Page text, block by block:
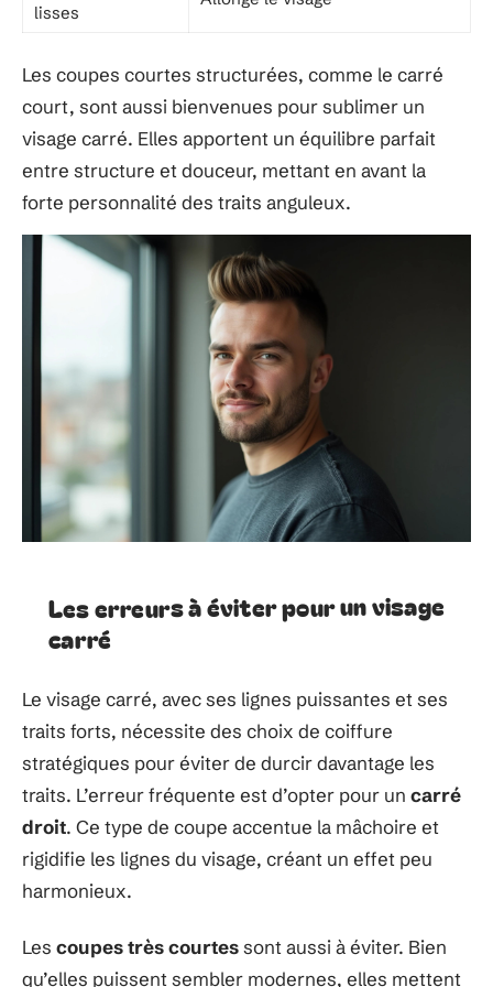
lisses
Les coupes courtes structurées, comme le carré
court, sont aussi bienvenues pour sublimer un
visage carré. Elles apportent un équilibre parfait
entre structure et douceur, mettant en avant la
forte personnalité des traits anguleux.
Les erreurs à éviter pour un visage
carré
Le visage carré, avec ses lignes puissantes et ses
traits forts, nécessite des choix de coiffure
stratégiques pour éviter de durcir davantage les
traits. L’erreur fréquente est d’opter pour un carré
droit. Ce type de coupe accentue la mâchoire et
rigidifie les lignes du visage, créant un effet peu
harmonieux.
Les coupes très courtessont aussi à éviter. Bien
qu’elles puissent sembler modernes, elles mettent